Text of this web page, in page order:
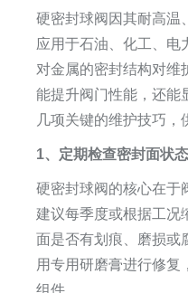
硬密封球阀因其耐高温
应用于石油、化工、电
对金属的密封结构对维
能提升阀门性能，还能
几项关键的维护技巧，
1、定期检查密封面状态
硬密封球阀的核心在于
建议每季度或根据工况
面是否有划痕、磨损或
用专用研磨膏进行修复
组件。